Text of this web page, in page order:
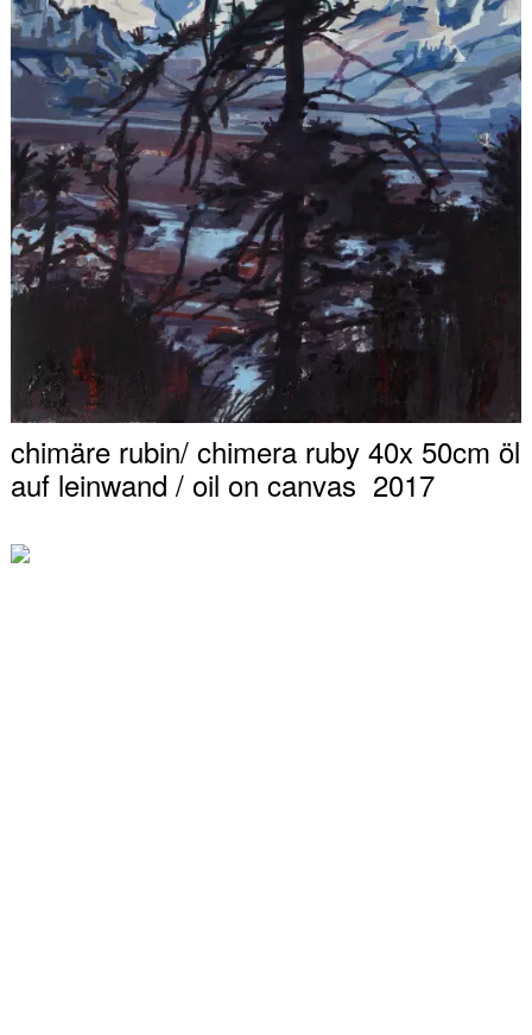
chimäre rubin/ chimera ruby 40x 50cm öl
auf leinwand / oil on canvas 2017